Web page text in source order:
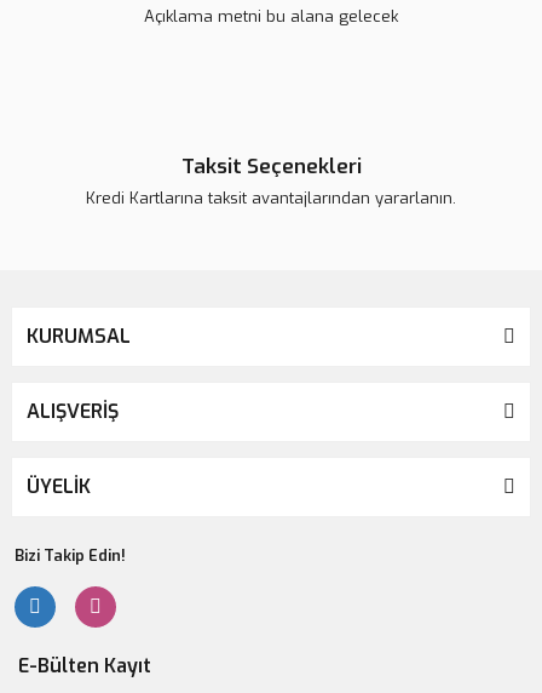
Açıklama metni bu alana gelecek
Taksit Seçenekleri
Kredi Kartlarına taksit avantajlarından yararlanın.
KURUMSAL
ALIŞVERİŞ
ÜYELİK
Bizi Takip Edin!
E-Bülten Kayıt